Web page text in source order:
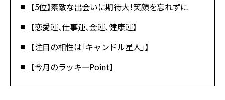
【5位】素敵な出会いに期待大！笑顔を忘れずに
【恋愛運、仕事運、金運、健康運】
【注目の相性は「キャンドル星人」】
【今月のラッキーPoint】